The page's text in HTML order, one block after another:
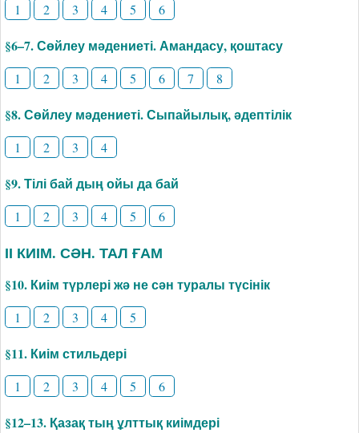
1 2 3 4 5 6
§6–7. Сөйлеу мәдениеті. Амандасу, қоштасу
1 2 3 4 5 6 7 8
§8. Сөйлеу мәдениеті. Сыпайылық, әдептілік
1 2 3 4
§9. Тілі бай дың ойы да бай
1 2 3 4 5 6
ІІ КИІМ. СӘН. ТАЛ ҒАМ
§10. Киім түрлері жә не сән туралы түсінік
1 2 3 4 5
§11. Киім стильдері
1 2 3 4 5 6
§12–13. Қазақ тың ұлттық киімдері